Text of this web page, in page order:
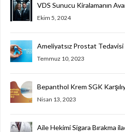
VDS Sunucu Kiralamanın
Ekim 5, 2024
Ameliyatsız Prostat Tedavisi
Temmuz 10, 2023
Bepanthol Krem SGK
Nisan 13, 2023
Aile Hekimi Sigara Bırakma